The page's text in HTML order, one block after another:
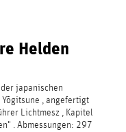
Helden
japanischen
Yōgitsune , angefertigt
Lichtmesz , Kapitel
. Abmessungen: 297